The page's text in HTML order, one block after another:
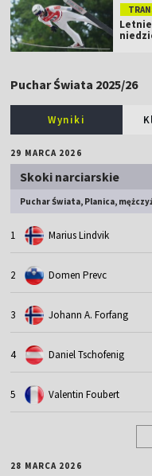
Letnie
Puchar Świata 2025/26
Wyniki
29 MARCA 2026
Skoki narciarskie
Puchar Świata, Planica,
1 Marius Lindvik
2 Domen Prevc
3 Johann A. Forfang
4 Daniel Tschofenig
5 Valentin Foubert
28 MARCA 2026